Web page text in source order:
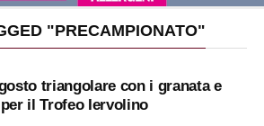
"PRECAMPIONATO"
triangolare con i granata e
il Trofeo Iervolino